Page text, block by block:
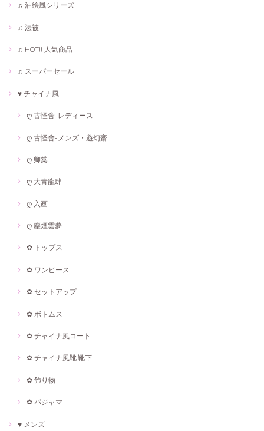
♫ 油絵風シリーズ
♫ 法被
♫ HOT!! 人気商品
♫ スーパーセール
♥ チャイナ風
ღ 古怪舍-レディース
ღ 古怪舍-メンズ・遊幻齋
ღ 卿棠
ღ 大青龍肆
ღ 入画
ღ 塵煙雲夢
✿ トップス
✿ ワンピース
✿ セットアップ
✿ ボトムス
✿ チャイナ風コート
✿ チャイナ風靴·靴下
✿ 飾り物
✿ パジャマ
♥ メンズ